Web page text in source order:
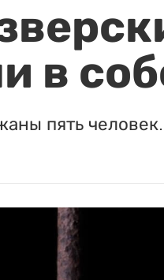
в
пять человек.